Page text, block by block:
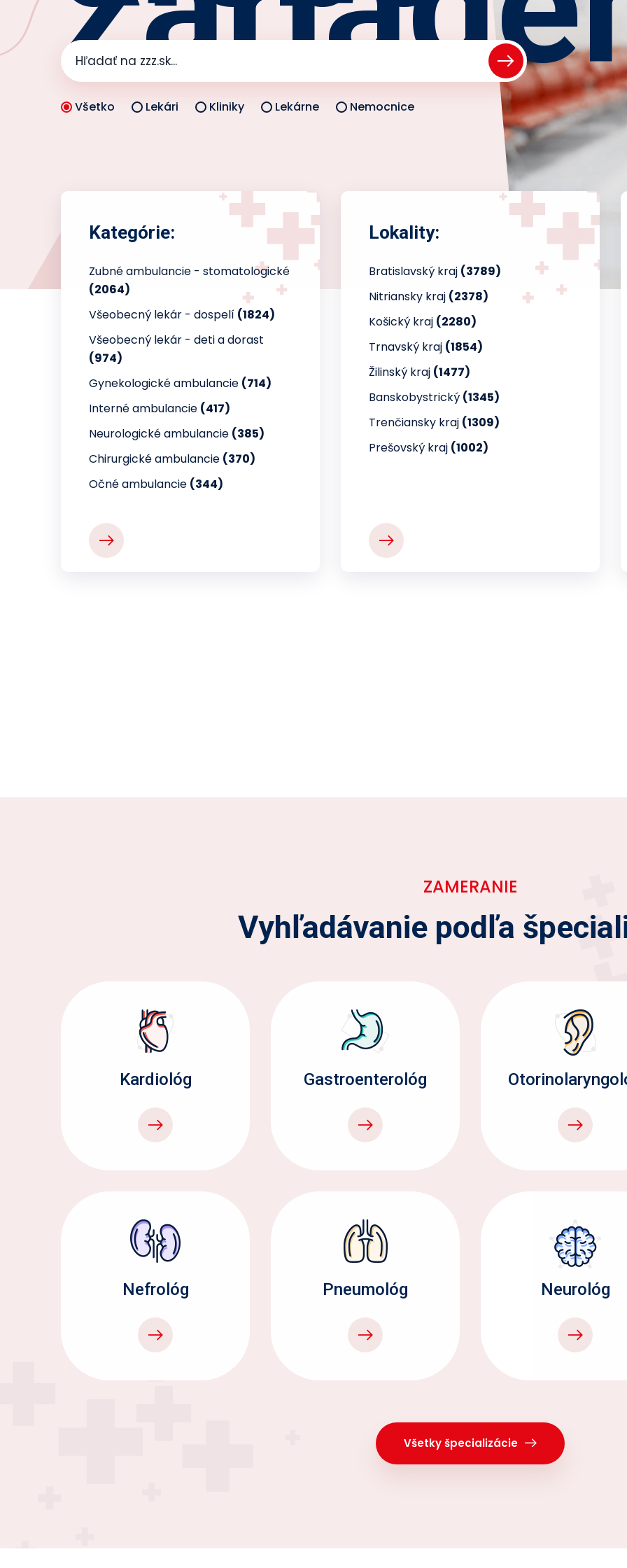
Všetko Lekári Kliniky Lekárne Nemocnice
Kategórie:
Zubné ambulancie - stomatologické
(2064)
Všeobecný lekár - dospelí (1824)
Všeobecný lekár - deti a dorast
(974)
Gynekologické ambulancie (714)
Interné ambulancie (417)
Neurologické ambulancie (385)
Chirurgické ambulancie (370)
Očné ambulancie (344)
Lokality:
Bratislavský kraj (3789)
Nitriansky kraj (2378)
Košický kraj (2280)
Trnavský kraj (1854)
Žilinský kraj (1477)
Banskobystrický (1345)
Trenčiansky kraj (1309)
Prešovský kraj (1002)
ZAMERANIE
Vyhľadávanie podľa
Kardiológ Gastroenterológ
Nefrológ Pneumológ Neurológ
Všetky špecializácie